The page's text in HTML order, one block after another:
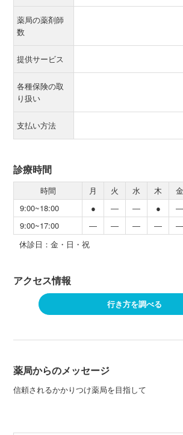
薬局の薬剤師
数
提供サービス
各種保険の取
り扱い
支払い方法
診療時間
時間 月 火 水 木 金
9:00~18:00
● ― ― ● ―
9:00~17:00
― ― ― ― ―
休診日：金・日・祝
アクセス情報
行き方を調べる
薬局からのメッセージ
信頼されるかかりつけ薬局を目指して